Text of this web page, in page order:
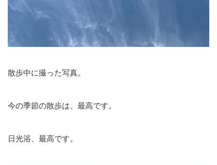
散歩中に撮った写真。
今の季節の散歩は、最高です。
日光浴、最高です。